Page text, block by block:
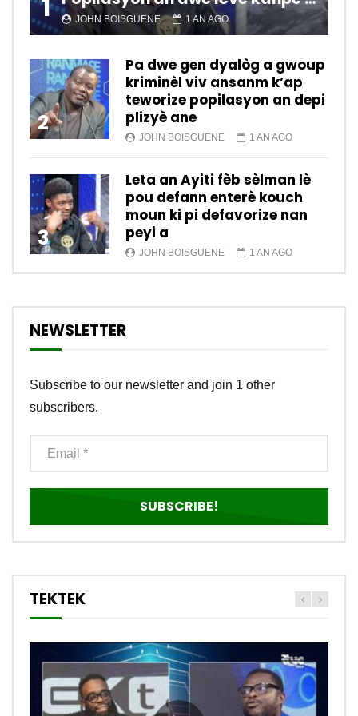
1 JOHN BOISGUENE 1 AN AGO
2
Pa dwe gen dyalòg a gwoup
kriminèl viv ansanm k’ap
teworize popilasyon an depi
plizyè ane
JOHN BOISGUENE 1 AN AGO
3
Leta an Ayiti fèb sèlman lè
pou defann enterè kouch
moun ki pi defavorize nan
peyi a
JOHN BOISGUENE 1 AN AGO
NEWSLETTER
Subscribe to our newsletter and join 1 other
subscribers.
TEKTEK